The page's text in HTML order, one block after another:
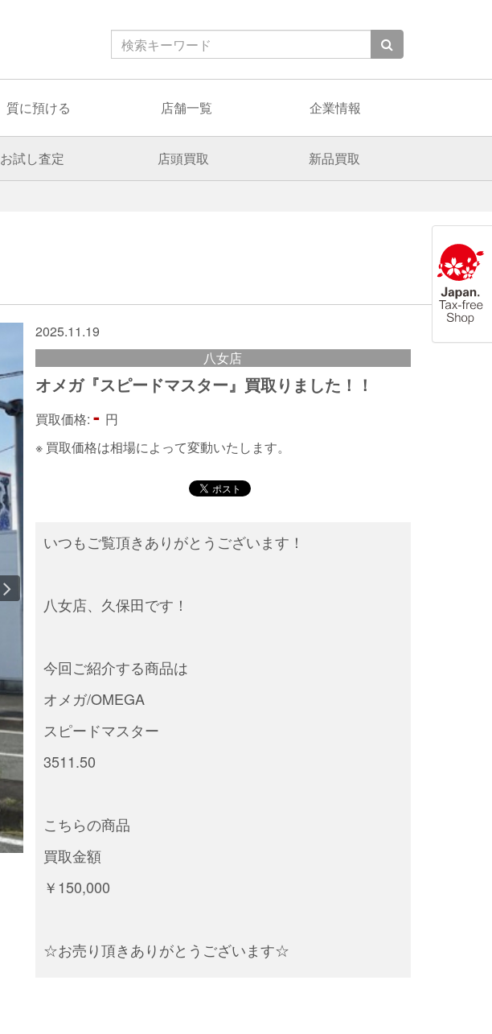
質に預ける 店舗一覧 企業情報
お試し査定 店頭買取 新品買取
2025.11.19
八女店
オメガ『スピードマスター』買取りました！！
買取価格:- 円
※ 買取価格は相場によって変動いたします。
いつもご覧頂きありがとうございます！
八女店、久保田です！
今回ご紹介する商品は
オメガ/OMEGA
スピードマスター
3511.50
こちらの商品
買取金額
￥150,000
☆お売り頂きありがとうございます☆